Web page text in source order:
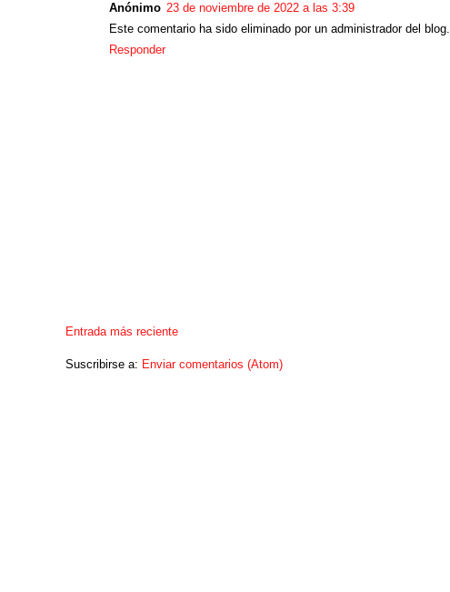
Anónimo 23 de noviembre de 2022 a las 3:39
Este comentario ha sido eliminado por un administrador del blog.
Responder
Entrada más reciente
Suscribirse a: Enviar comentarios (Atom)